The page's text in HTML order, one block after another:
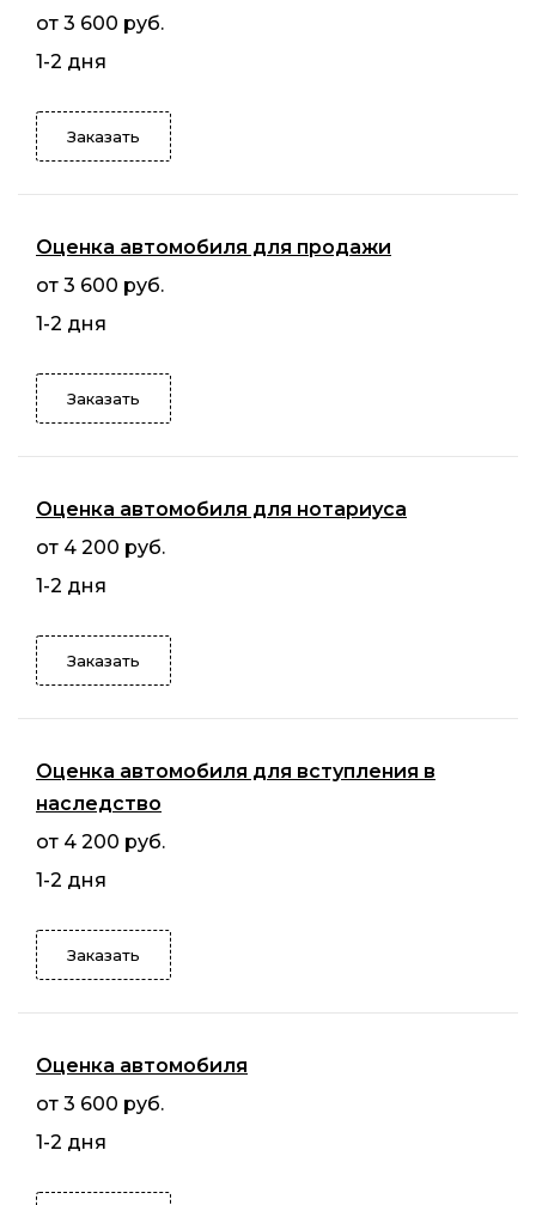
от 3 600 руб.
1-2 дня
Заказать
Оценка автомобиля для продажи
от 3 600 руб.
1-2 дня
Заказать
Оценка автомобиля для нотариуса
от 4 200 руб.
1-2 дня
Заказать
Оценка автомобиля для вступления в
наследство
от 4 200 руб.
1-2 дня
Заказать
Оценка автомобиля
от 3 600 руб.
1-2 дня